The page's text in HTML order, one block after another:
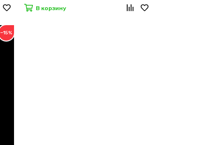
В корзину
−15%